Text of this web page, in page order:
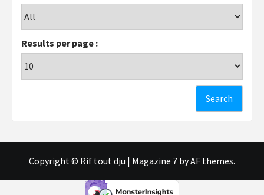
Results per page :
Copyright © Rif tout dju | Magazine 7 by AF themes.